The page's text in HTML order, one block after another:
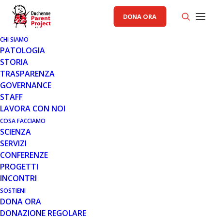
DONA ORA
CHI SIAMO
PATOLOGIA
STORIA
TRASPARENZA
GOVERNANCE
STAFF
LAVORA CON NOI
COSA FACCIAMO
SCIENZA
SERVIZI
CONFERENZE
PROGETTI
INCONTRI
SOSTIENI
DONA ORA
DONAZIONE REGOLARE
AREA SCIENZA PP
4 MAR 2008
CONVEGNO DI MILANO:
TERAPIA CELLULARE